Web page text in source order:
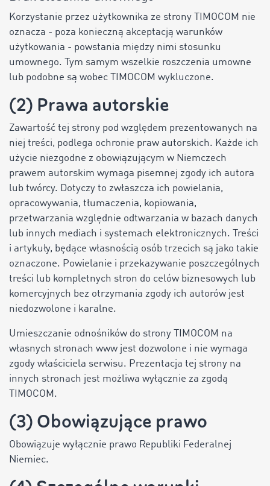
Korzystanie przez użytkownika ze strony TIMOCOM nie
oznacza - poza konieczną akceptacją warunków
użytkowania - powstania między nimi stosunku
umownego. Tym samym wszelkie roszczenia umowne
lub podobne są wobec TIMOCOM wykluczone.
(2) Prawa autorskie
Zawartość tej strony pod względem prezentowanych na
niej treści, podlega ochronie praw autorskich. Każde ich
użycie niezgodne z obowiązującym w Niemczech
prawem autorskim wymaga pisemnej zgody ich autora
lub twórcy. Dotyczy to zwłaszcza ich powielania,
opracowywania, tłumaczenia, kopiowania,
przetwarzania względnie odtwarzania w bazach danych
lub innych mediach i systemach elektronicznych. Treści
i artykuły, będące własnością osób trzecich są jako takie
oznaczone. Powielanie i przekazywanie poszczególnych
treści lub kompletnych stron do celów biznesowych lub
komercyjnych bez otrzymania zgody ich autorów jest
niedozwolone i karalne.
Umieszczanie odnośników do strony TIMOCOM na
własnych stronach www jest dozwolone i nie wymaga
zgody właściciela serwisu. Prezentacja tej strony na
innych stronach jest możliwa wyłącznie za zgodą
TIMOCOM.
(3) Obowiązujące prawo
Obowiązuje wyłącznie prawo Republiki Federalnej
Niemiec.